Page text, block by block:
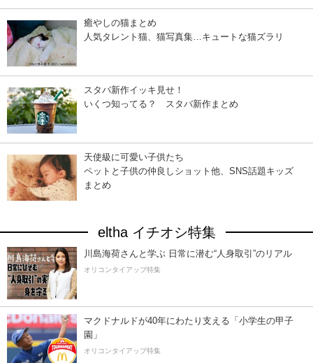
癒やしの猫まとめ
人気タレント猫、猫写真集…キュートな猫ズラリ
スタバ新作イッキ見せ！
いくつ知ってる？ スタバ新作まとめ
天使級に可愛い子供たち
ペットと子供の仲良しショット他、SNS話題キッズ
まとめ
eltha イチオシ特集
川島海荷さんと学ぶ 日常に潜む“人身取引”のリアル
オリコンタイアップ特集
マクドナルドが40年にわたり支える「小学生の甲子
園」
オリコンタイアップ特集